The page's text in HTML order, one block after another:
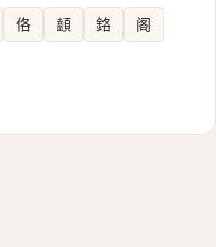
佫 䫦 鉻
阁